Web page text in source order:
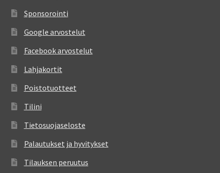
Sponsorointi
Google arvostelut
Facebook arvostelut
Lahjakortit
Poistotuotteet
Tilini
Tietosuojaseloste
Palautukset ja hyvitykset
Tilauksen peruutus